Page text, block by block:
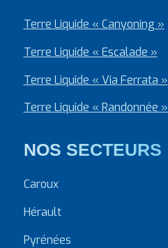
Terre Liquide « Canyoning »
Terre Liquide « Escalade »
Terre Liquide « Via Ferrata »
Terre Liquide « Randonnée »
NOS SECTEURS
Caroux
Hérault
Pyrénées